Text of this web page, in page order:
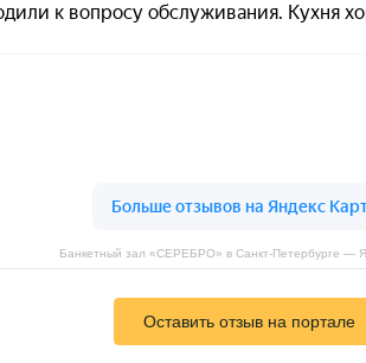
Банкетный зал «СЕРЕБРО» в Санкт-Петербурге —
Оставить отзыв на портале